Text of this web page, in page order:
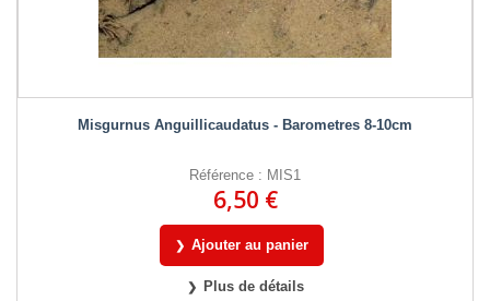
Misgurnus Anguillicaudatus - Barometres 8-10cm
Référence : MIS1
6,50 €
Ajouter au panier
Plus de détails